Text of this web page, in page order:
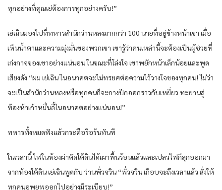
ทุกอย่างที่คุณเย่ต้องการทุกอย่างครับ!”
เย่เฉินมองไปที่ทหารสำนักว่านหลงมากกว่า 100 นายที่อยู่ข้างหน้าเขา เมื่อ
เห็นน้ำตาและความมุ่งมั่นของพวกเขา เขารู้ว่าคนเหล่านี้จะต้องเป็นผู้ช่วยที่
เก่งกาจของเขาอย่างแน่นอน ในขณะที่โล่งใจ เขาพยักหน้าเล็กน้อยและพูด
เสียงดัง “ผม เย่เฉิน ในอนาคตจะไม่ทรยศต่อความไว้วางใจของทุกคน! ไม่ว่า
จะเป็นสำนักว่านหลงหรือทุกคนก็จะกางปีกออกราวกับเหยี่ยว ทะยานสู่
ท้องห้าเก้าหมื่นลี้ในอนาคตอย่างแน่นอน!”
ทหารทั้งหมดฟังแล้วกระตือรือร้นทันที
ในเวลานี้ ไฟในห้องผ่าตัดใต้ดินได้เผาพื้นร้อนแล้วและเปลวไฟก็ลุกออกมา
จากห้องใต้ดิน เย่เฉินพูดกับ ว่านพั่วจวิน “พั่วจวิน เกือบจะถึงเวลาแล้ว สั่งให้
ทุกคนอพยพออกไปอย่างมีระเบียบ!”